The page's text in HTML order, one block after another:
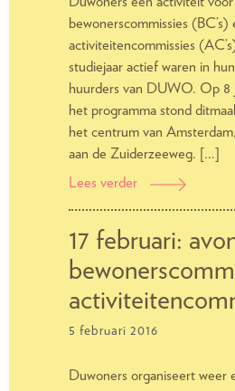
bewonerscommissies (BC’s)
activiteitencommissies
studiejaar actief waren in
huurders van DUWO. Op 8
het programma stond
het centrum van
aan de Zuiderzeeweg. […]
Lees verder
in
met
Duwoners
17 februari:
5 februari 2016
Duwoners organiseert weer